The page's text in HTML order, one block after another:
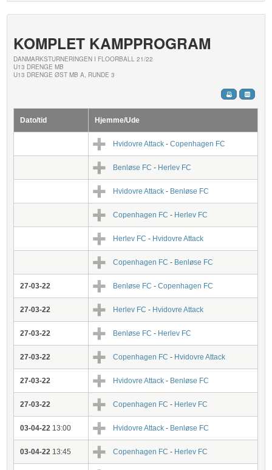
KOMPLET KAMPPROGRAM
DANMARKSTURNERINGEN I FLOORBALL 21/22
U13 DRENGE MB
U13 DRENGE ØST MB A, RUNDE 3
Dato/tid Hjemme/Ude
Hvidovre Attack-Copenhagen FC
Benløse FC- Herlev FC
Hvidovre Attack- Benløse FC
Copenhagen FC- Herlev FC
Herlev FC- Hvidovre Attack
Copenhagen FC- Benløse FC
27-03-22 Benløse FC-Copenhagen FC
27-03-22 Herlev FC- Hvidovre Attack
27-03-22 Benløse FC- Herlev FC
27-03-22 Copenhagen FC- Hvidovre Attack
27-03-22 Hvidovre Attack- Benløse FC
27-03-22 Copenhagen FC- Herlev FC
03-04-22 13:00 Hvidovre Attack- Benløse FC
03-04-22 13:45 Copenhagen FC- Herlev FC